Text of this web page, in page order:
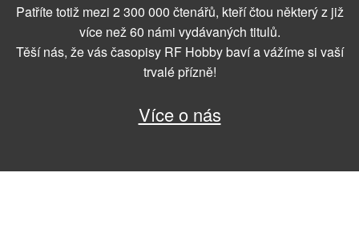
Patříte totiž mezi 2 300 000 čtenářů, kteří čtou některý z již
více než 60 námi vydávaných titulů.
Těší nás, že vás časopisy RF Hobby baví a vážíme si vaší
trvalé přízně!
Více o nás